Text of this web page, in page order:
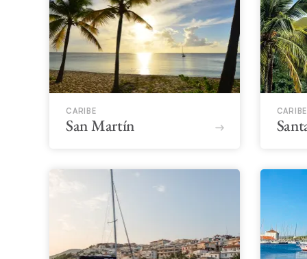
CARIBE
San Martín
CARIBE